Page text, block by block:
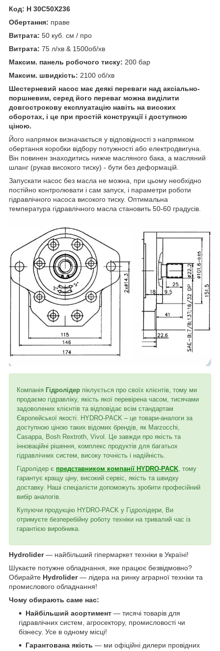
Код: H 30C50X236
Обертання: праве
Витрата: 50 куб. см / про
Витрата: 75 л/хв & 1500об/хв
Максим. панель робочого тиску: 200 бар
Максим. швидкість: 2100 об/хв
Шестерневий насос має деякі переваги над аксіально-
поршневим, серед його переваг можна виділити
довгострокову експлуатацію навіть на високих
оборотах, і це при простій конструкції і доступною
ціною.
Його напрямок визначається у відповідності з напрямком
обертання коробки відбору потужності або електродвигуна.
Він повинен знаходитись нижче масляного бака, а масляний
шланг (рукав високого тиску) - бути без деформацій.
Запускати насос без масла не можна, при цьому необхідно
постійно контролювати і сам запуск, і параметри роботи
гідравлічного насоса високого тиску. Оптимальна
температура гідравлічного масла становить 50-60 градусів.
Компанія Гідролідер піклується про своїх клієнтів, тому ми
продаємо гідравліку, якість якої перевірена часом, тисячами
задоволених клієнтів та відповідає всім стандартам
Європейської якості. HYDRO-PACK – це товари-аналоги за
доступною ціною таких відомих брендів, як Marzocchi,
Casappa, Bosh Rextroth, Vivol. Це завжди про якість та
інноваційні рішення, комплекс продуктів для багатьох
гідравлічних систем, високу точність і надійність.
Гідролідер є представником компанії HYDRO-PACK, тому
гарантує кращу ціну, високий сервіс, якість та швидку
доставку. Наші спеціалісти допоможуть зробити професійний
вибір аналогів.
Купуючи продукцію HYDRO-PACK у Гідролідери, Ви
отримуєте безперебійну роботу техніки на тривалий час із
гарантією виробника.
Hydrolider— найбільший гіпермаркет техніки в Україні!
Шукаєте потужне обладнання, яке працює безвідмовно?
Обирайте Hydrolider— лідера на ринку аграрної техніки та
промислового обладнання!
Чому обирають саме нас:
Найбільший асортимент — тисячі товарів для
гідравлічних систем, агросектору, промисловості чи
бізнесу. Усе в одному місці!
Гарантована якість — ми офіційні дилери провідних